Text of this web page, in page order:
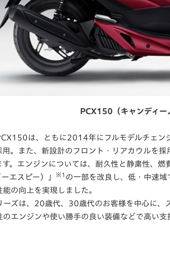
PCX150（キャンディー
は、ともに2014年にフルモデルチェン
用。また、新設計のフロント・リアカウルを
す。エンジンについては、耐久性と静粛性、
ーエスピー）」
※1 の一部を改良し、低・中速
能の向上を実現しました。
ズは、20歳代、30歳代のお客様を中心に、
のエンジンや使い勝手の良い装備などで高い支